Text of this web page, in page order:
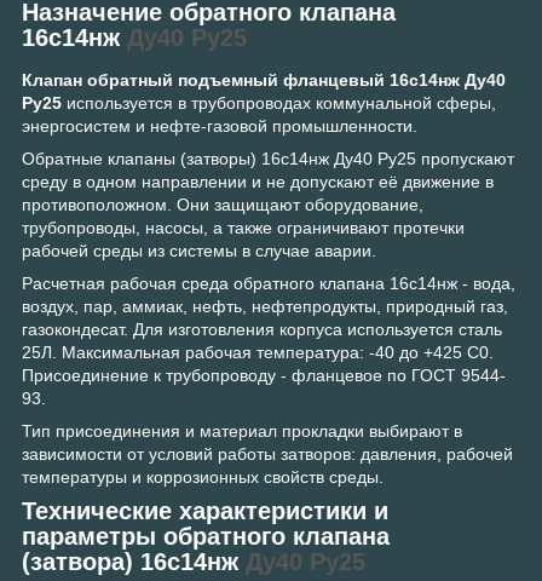
Назначение обратного клапана
16с14нж Ду40 Ру25
Клапан обратный подъемный фланцевый 16с14нж Ду40
Ру25 используется в трубопроводах коммунальной сферы,
энергосистем и нефте-газовой промышленности.
Обратные клапаны (затворы) 16с14нж Ду40 Ру25 пропускают
среду в одном направлении и не допускают её движение в
противоположном. Они защищают оборудование,
трубопроводы, насосы, а также ограничивают протечки
рабочей среды из системы в случае аварии.
Расчетная рабочая среда обратного клапана 16с14нж - вода,
воздух, пар, аммиак, нефть, нефтепродукты, природный газ,
газокондесат. Для изготовления корпуса используется сталь
25Л. Максимальная рабочая температура: -40 до +425 C0.
Присоединение к трубопроводу - фланцевое по ГОСТ 9544-
93.
Тип присоединения и материал прокладки выбирают в
зависимости от условий работы затворов: давления, рабочей
температуры и коррозионных свойств среды.
Технические характеристики и
параметры обратного клапана
(затвора) 16с14нж Ду40 Ру25